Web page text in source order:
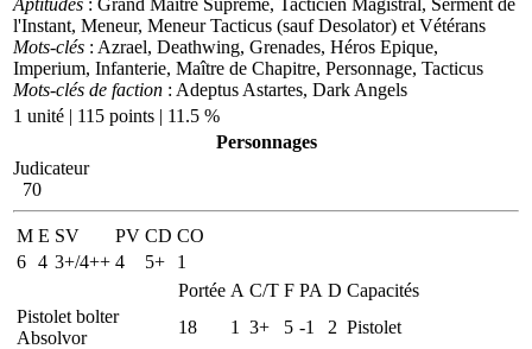
l'Instant, Meneur, Meneur Tacticus (sauf Desolator) et Vétérans
Mots-clés : Azrael, Deathwing, Grenades, Héros Epique,
Imperium, Infanterie, Maître de Chapitre, Personnage, Tacticus
Mots-clés de faction : Adeptus Astartes, Dark Angels
1 unité | 115 points | 11.5 %
Personnages
Judicateur
70
M E SV PV CD CO
6 4 3+/4++ 4 5+
1
Portée A C/T F PA D Capacités
Pistolet bolter
Absolvor
18 1 3+ 5 -1 2 Pistolet